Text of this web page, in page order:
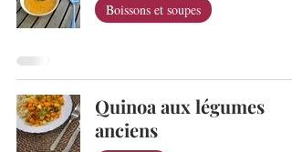
Boissons et soupes
Quinoa aux légumes
anciens